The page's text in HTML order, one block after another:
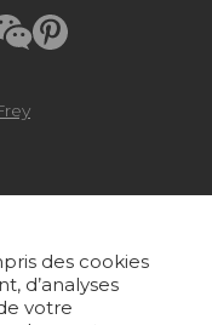
des cookies
d’analyses
votre